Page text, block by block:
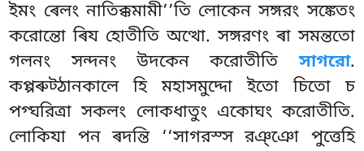
ইমং ৰেলং নাতিক্কমামী’’তি লোকেন সঙ্গরং সঙ্কেতং
করোন্তো ৰিয হোতীতি অত্থো. সঙ্গরণং ৰা সমন্ততো
গলনং সন্দনং উদকেন করোতীতিসাগরো.
কপ্পৰুট্ঠানকালে হি মহাসমুদ্দো ইতো চিতো চ
পগ্ঘরিত্ৰা সকলং লোকধাতুং একোঘং করোতীতি.
লোকিযা পন ৰদন্তি ‘‘সাগরস্স রঞ্ঞো পুত্তেহি